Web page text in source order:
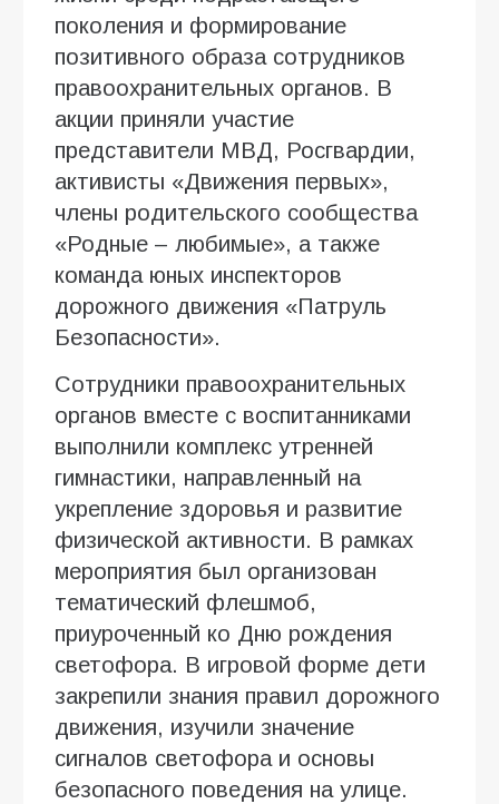
поколения и формирование
позитивного образа сотрудников
правоохранительных органов. В
акции приняли участие
представители МВД, Росгвардии,
активисты «Движения первых»,
члены родительского сообщества
«Родные – любимые», а также
команда юных инспекторов
дорожного движения «Патруль
Безопасности».
Сотрудники правоохранительных
органов вместе с воспитанниками
выполнили комплекс утренней
гимнастики, направленный на
укрепление здоровья и развитие
физической активности. В рамках
мероприятия был организован
тематический флешмоб,
приуроченный ко Дню рождения
светофора. В игровой форме дети
закрепили знания правил дорожного
движения, изучили значение
сигналов светофора и основы
безопасного поведения на улице.